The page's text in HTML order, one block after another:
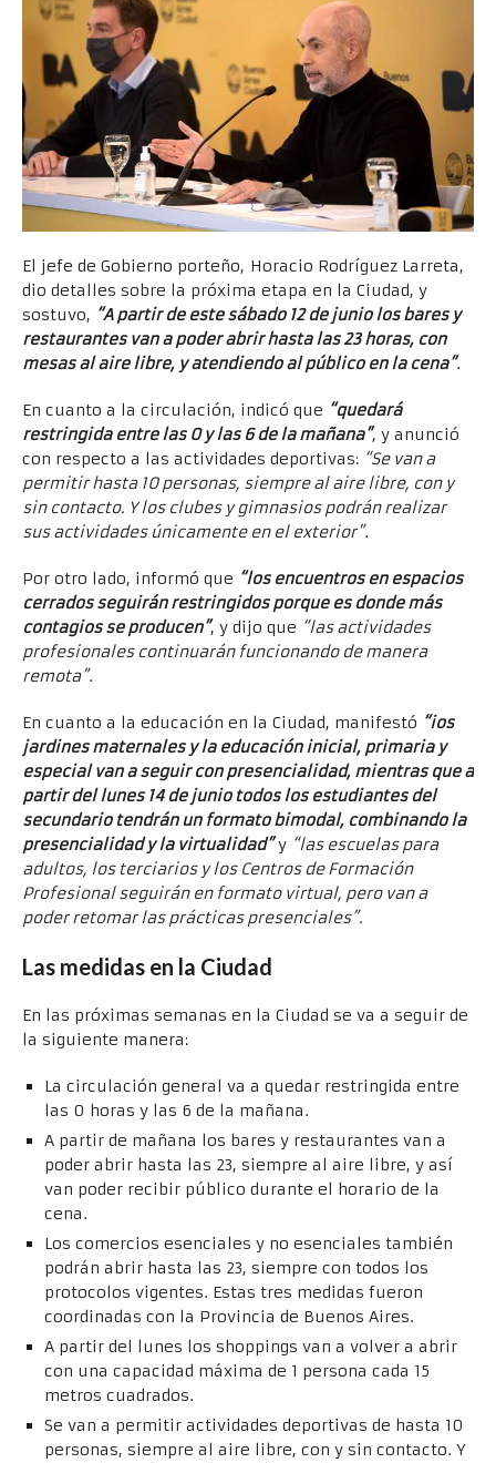
El jefe de Gobierno porteño, Horacio Rodríguez Larreta,
dio detalles sobre la próxima etapa en la Ciudad, y
sostuvo, “A partir de este sábado 12 de junio los bares y
restaurantes van a poder abrir hasta las 23 horas, con
mesas al aire libre, y atendiendo al público en la cena”.
En cuanto a la circulación, indicó que “quedará
restringida entre las 0 y las 6 de la mañana”, y anunció
con respecto a las actividades deportivas: “Se van a
permitir hasta 10 personas, siempre al aire libre, con y
sin contacto. Y los clubes y gimnasios podrán realizar
sus actividades únicamente en el exterior”.
Por otro lado, informó que “los encuentros en espacios
cerrados seguirán restringidos porque es donde más
contagios se producen”, y dijo que “las actividades
profesionales continuarán funcionando de manera
remota”.
En cuanto a la educación en la Ciudad, manifestó “ios
jardines maternales y la educación inicial, primaria y
especial van a seguir con presencialidad, mientras que a
partir del lunes 14 de junio todos los estudiantes del
secundario tendrán un formato bimodal, combinando la
presencialidad y la virtualidad”y “las escuelas para
adultos, los terciarios y los Centros de Formación
Profesional seguirán en formato virtual, pero van a
poder retomar las prácticas presenciales”.
Las medidas en la Ciudad
En las próximas semanas en la Ciudad se va a seguir de
la siguiente manera:
La circulación general va a quedar restringida entre
las 0 horas y las 6 de la mañana.
A partir de mañana los bares y restaurantes van a
poder abrir hasta las 23, siempre al aire libre, y así
van poder recibir público durante el horario de la
cena.
Los comercios esenciales y no esenciales también
podrán abrir hasta las 23, siempre con todos los
protocolos vigentes. Estas tres medidas fueron
coordinadas con la Provincia de Buenos Aires.
A partir del lunes los shoppings van a volver a abrir
con una capacidad máxima de 1 persona cada 15
metros cuadrados.
Se van a permitir actividades deportivas de hasta 10
personas, siempre al aire libre, con y sin contacto. Y